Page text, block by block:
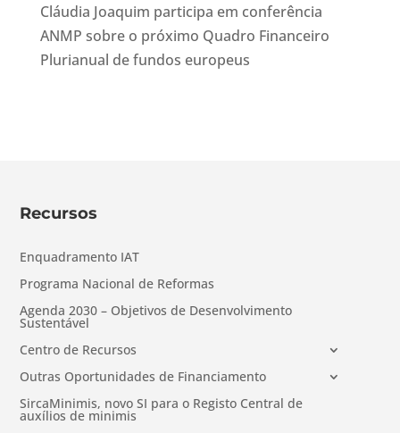
Cláudia Joaquim participa em conferência
ANMP sobre o próximo Quadro Financeiro
Plurianual de fundos europeus
Recursos
Enquadramento IAT
Programa Nacional de Reformas
Agenda 2030 – Objetivos de Desenvolvimento
Sustentável
Centro de Recursos
Outras Oportunidades de Financiamento
SircaMinimis, novo SI para o Registo Central de
auxílios de minimis